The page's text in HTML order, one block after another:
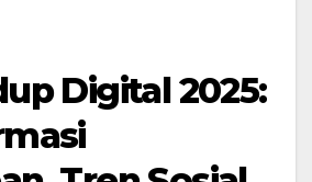
Digital 2025: